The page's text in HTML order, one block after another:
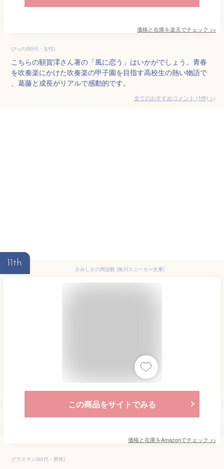
価格と在庫を楽天でチェック >>
ぴっの(50代・女性)
こちらの額賀澪さん著の「風に恋う」はいかがでしょう。青春
を吹奏楽にかけた吹奏楽の甲子園を目指す高校生の熱い物語で
、葛藤と成長がリアルで感動的です。
全てのおすすめコメント (1件) >
11th
さみしさの周波数 (角川スニーカー文庫)
この商品をサイトでみる
価格と在庫をAmazonでチェック >>
グラスマン(60代・男性)